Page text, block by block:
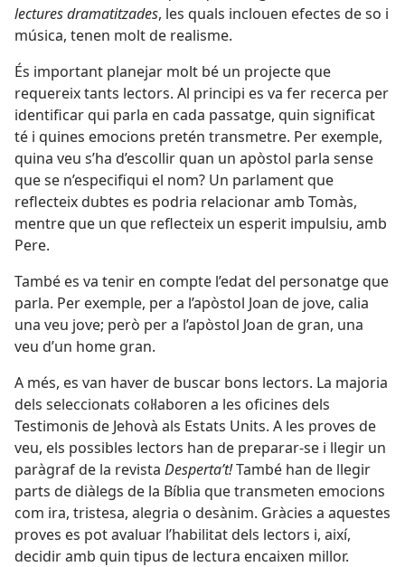
lectures dramatitzades, les quals inclouen efectes de so i
música, tenen molt de realisme.
És important planejar molt bé un projecte que
requereix tants lectors. Al principi es va fer recerca per
identificar qui parla en cada passatge, quin significat
té i quines emocions pretén transmetre. Per exemple,
quina veu s’ha d’escollir quan un apòstol parla sense
que se n’especifiqui el nom? Un parlament que
reflecteix dubtes es podria relacionar amb Tomàs,
mentre que un que reflecteix un esperit impulsiu, amb
Pere.
També es va tenir en compte l’edat del personatge que
parla. Per exemple, per a l’apòstol Joan de jove, calia
una veu jove; però per a l’apòstol Joan de gran, una
veu d’un home gran.
A més, es van haver de buscar bons lectors. La majoria
dels seleccionats col·laboren a les oficines dels
Testimonis de Jehovà als Estats Units. A les proves de
veu, els possibles lectors han de preparar-se i llegir un
paràgraf de la revista Desperta’t!També han de llegir
parts de diàlegs de la Bíblia que transmeten emocions
com ira, tristesa, alegria o desànim. Gràcies a aquestes
proves es pot avaluar l’habilitat dels lectors i, així,
decidir amb quin tipus de lectura encaixen millor.